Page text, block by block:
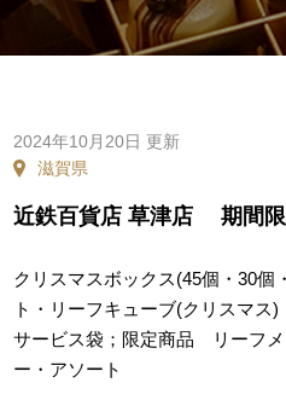
2024年10月20日 更新
滋賀県
近鉄百貨店 草津店 期間限
クリスマスボックス(45個・30個
ト・リーフキューブ(クリスマス)
サービス袋；限定商品 リーフメ
ー・アソート